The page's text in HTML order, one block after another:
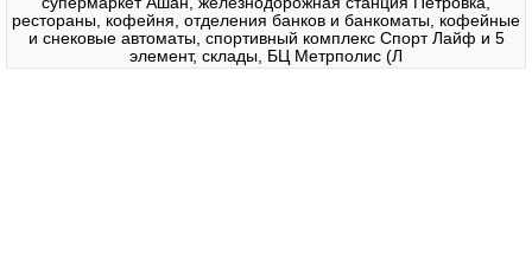
рестораны, кофейня, отделения банков и банкоматы, кофейные
и снековые автоматы, спортивный комплекс Спорт Лайф и 5
элемент, склады, БЦ Метрполис (Л